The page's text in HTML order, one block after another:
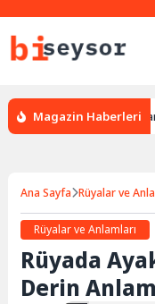
Magazin Haberleri
yön bulması, hayvanlarda
Ana Sayfa Rüyalar ve
Rüyalar ve Anlamları
Rüyada
Derin